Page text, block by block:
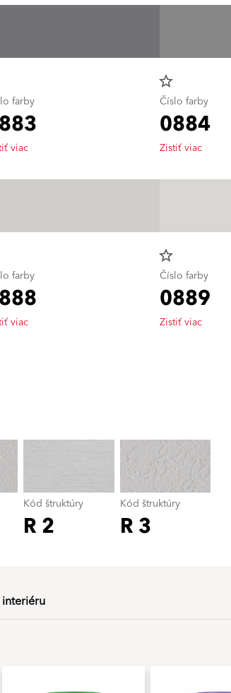
farby
viac
star_border
Číslo farby
0884
Zistiť viac
farby
viac
star_border
Číslo farby
0889
Zistiť viac
Kód štruktúry
R 2
Kód štruktúry
R 3